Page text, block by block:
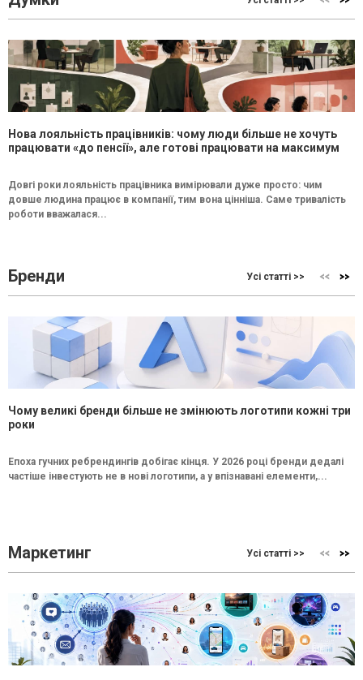
Нова лояльність працівників: чому люди більше не хочуть
працювати «до пенсії», але готові працювати на максимум
Довгі роки лояльність працівника вимірювали дуже просто: чим
довше людина працює в компанії, тим вона цінніша. Саме тривалість
роботи вважалася...
Бренди Усі статті >>
Чому великі бренди більше не змінюють логотипи кожні три
роки
Епоха гучних ребрендингів добігає кінця. У 2026 році бренди дедалі
частіше інвестують не в нові логотипи, а у впізнавані елементи,...
Маркетинг Усі статті >>